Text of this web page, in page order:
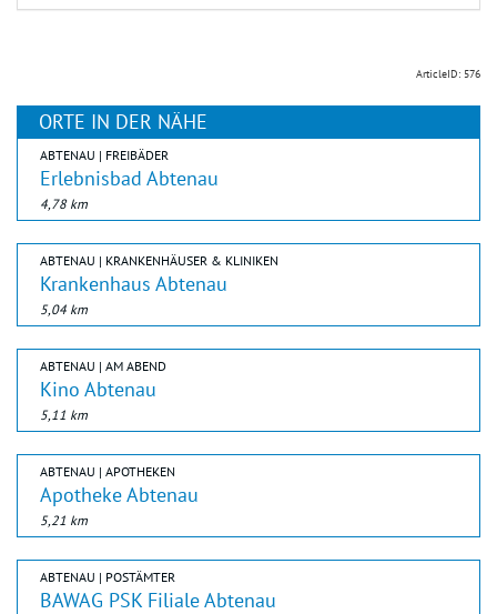
ArticleID: 576
ORTE IN DER NÄHE
ABTENAU | FREIBÄDER
Erlebnisbad Abtenau
4,78 km
ABTENAU | KRANKENHÄUSER & KLINIKEN
Krankenhaus Abtenau
5,04 km
ABTENAU | AM ABEND
Kino Abtenau
5,11 km
ABTENAU | APOTHEKEN
Apotheke Abtenau
5,21 km
ABTENAU | POSTÄMTER
BAWAG PSK Filiale Abtenau